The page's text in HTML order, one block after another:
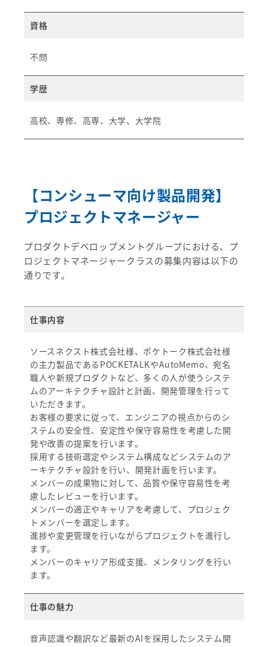
資格
不問​
学歴
高校、専修、高専、大学、大学院
【コンシューマ向け製品開発】
プロジェクトマネージャー
プロダクトデベロップメントグループにおける、プ
ロジェクトマネージャークラスの募集内容は以下の
通りです。
仕事内容
ソースネクスト株式会社様、ポケトーク株式会社様
の主力製品であるPOCKETALKやAutoMemo、宛名
職人や新規プロダクトなど、多くの人が使うシステ
ムのアーキテクチャ設計と計画、開発管理を行って
いただきます。
お客様の要求に従って、エンジニアの視点からのシ
ステムの安全性、安定性や保守容易性を考慮した開
発や改善の提案を行います。
採用する技術選定やシステム構成などシステムのア
ーキテクチャ設計を行い、開発計画を行います。
メンバーの成果物に対して、品質や保守容易性を考
慮したレビューを行います。
メンバーの適正やキャリアを考慮して、プロジェク
トメンバーを選定します。
進捗や変更管理を行いながらプロジェクトを進行し
ます。
メンバーのキャリア形成支援、メンタリングを行い
ます。
仕事の魅力
音声認識や翻訳など最新のAIを採用したシステム開